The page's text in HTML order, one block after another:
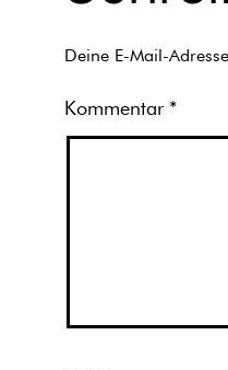
Deine E-Mail-
Kommentar *